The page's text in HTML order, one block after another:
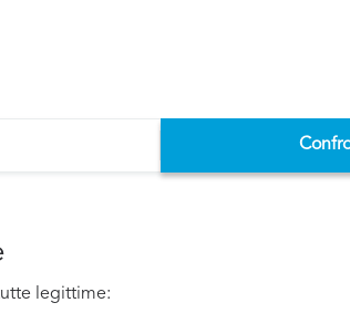
legittime: